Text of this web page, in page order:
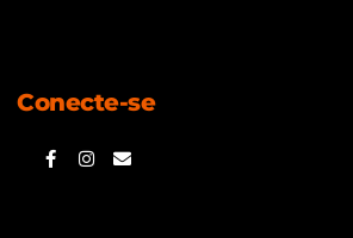
Conecte-se